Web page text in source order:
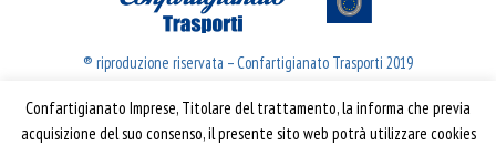
® riproduzione riservata – Confartigianato Trasporti 2019
Confartigianato Trasporti
Confartigianato Imprese, Titolare del trattamento, la informa che previa
acquisizione del suo consenso, il presente sito web potrà utilizzare cookies